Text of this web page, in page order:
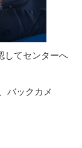
してセンターへ
バックカメ